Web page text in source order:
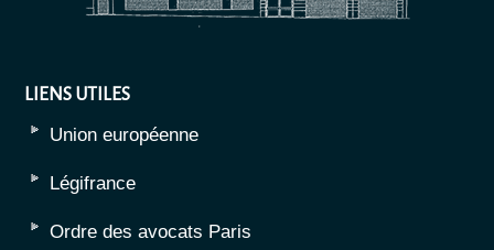
LIENS UTILES
Union européenne
Légifrance
Ordre des avocats Paris